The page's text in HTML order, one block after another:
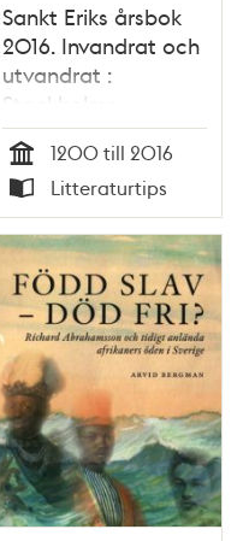
Sankt Eriks årsbok
2016. Invandrat och
utvandrat :
Stockholms
stadsmiljö i ett
internationellt
perspektiv
Tid
1200 till 2016
Typ
Litteraturtips